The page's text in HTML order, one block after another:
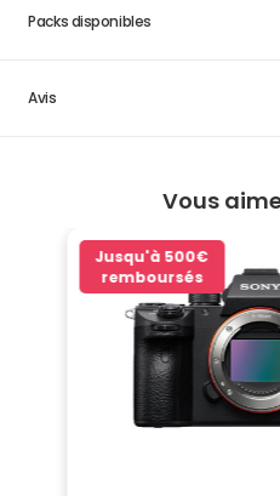
Packs disponibles
Avis
Vous
Jusqu'à 500€
remboursés